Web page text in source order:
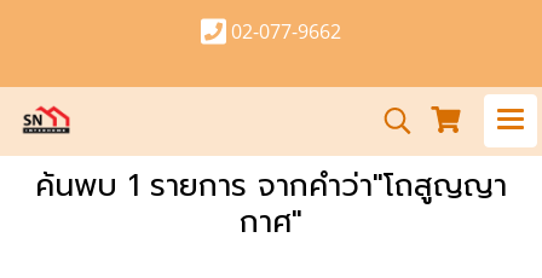
02-077-9662
ค้นพบ 1 รายการ จากคำว่า"โถสูญญา
กาศ"